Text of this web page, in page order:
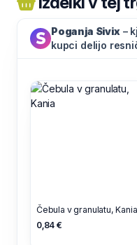
Poganja Sivix –
kupci delijo
Čebula v granulatu, Kania
0,84 €